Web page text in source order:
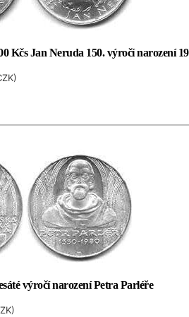
Kčs Jan Neruda 150. výročí narození
)
výročí narození Petra Parléře
)